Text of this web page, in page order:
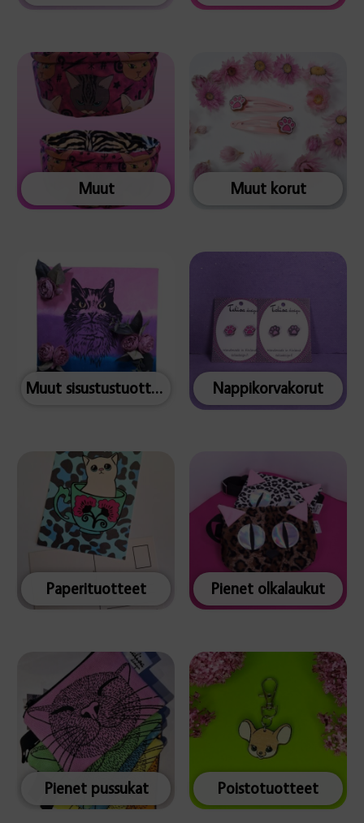
Muut Muut korut
Muut sisustustuotteet Nappikorvakorut
Paperituotteet Pienet olkalaukut
Pienet pussukat Poistotuotteet